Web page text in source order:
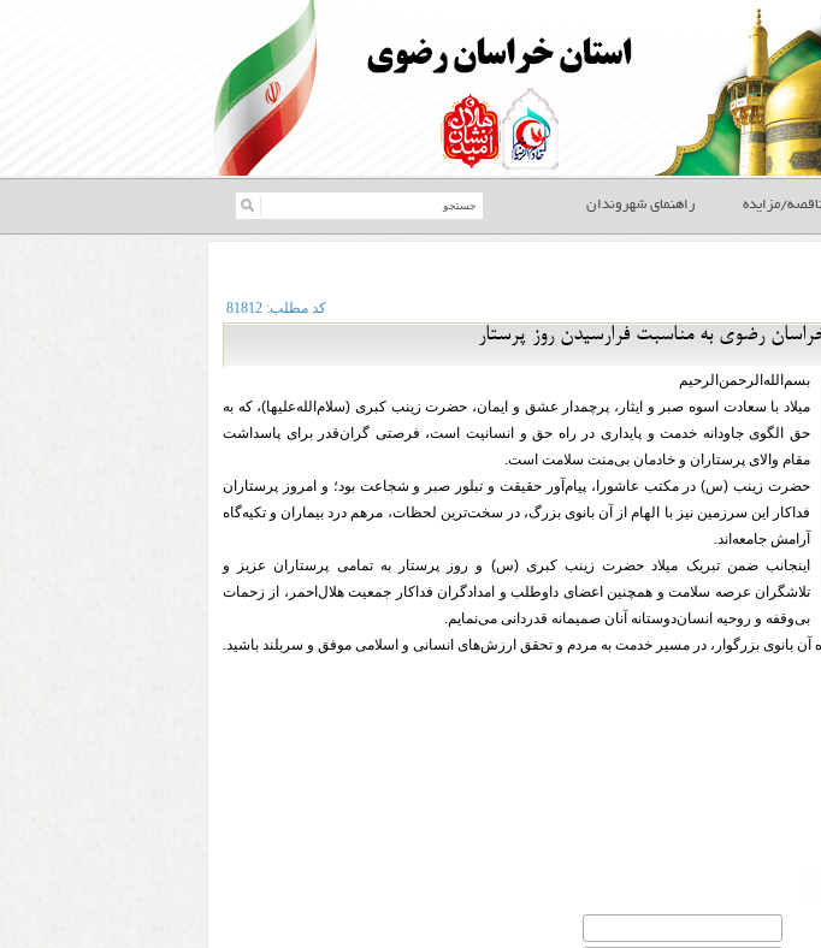
مزایده راهنمای شهروندان
کد مطلب: 81812
رضوی به مناسبت فرارسیدن روز پرستار
بسم‌الله‌الرحمن‌الرحیم
میلاد با سعادت اسوه صبر و ایثار، پرچمدار عشق و ایمان، حضرت زینب کبری (سلام‌الله‌علیها)، که به
حق الگوی جاودانه خدمت و پایداری در راه حق و انسانیت است، فرصتی گران‌قدر برای پاسداشت
مقام والای پرستاران و خادمان بی‌منت سلامت است.
حضرت زینب (س) در مکتب عاشورا، پیام‌آور حقیقت و تبلور صبر و شجاعت بود؛ و امروز پرستاران
فداکار این سرزمین نیز با الهام از آن بانوی بزرگ، در سخت‌ترین لحظات، مرهم درد بیماران و تکیه‌گاه
آرامش جامعه‌اند.
اینجانب ضمن تبریک میلاد حضرت زینب کبری (س) و روز پرستار به تمامی پرستاران عزیز و
تلاشگران عرصه سلامت و همچنین اعضای داوطلب و امدادگران فداکار جمعیت هلال‌احمر، از زحمات
بی‌وقفه و روحیه انسان‌دوستانه آنان صمیمانه قدردانی می‌نمایم.
آن بانوی بزرگوار، در مسیر خدمت به مردم و تحقق ارزش‌های انسانی و اسلامی موفق و سربلند باشید.